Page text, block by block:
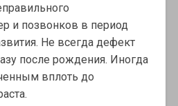
и позвонков в период
Не всегда дефект
после рождения. Иногда
вплоть до